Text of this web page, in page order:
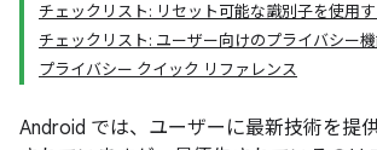
チェックリスト: リセット可能な識別子を使用す
チェックリスト: ユーザー向けのプライバシー
プライバシー クイック リファレンス
Android では、ユーザーに最新技術を提